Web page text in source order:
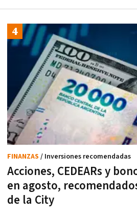
Acciones, CEDEARs y
en agosto,
de la City
FINANZAS / Inversiones recomendadas